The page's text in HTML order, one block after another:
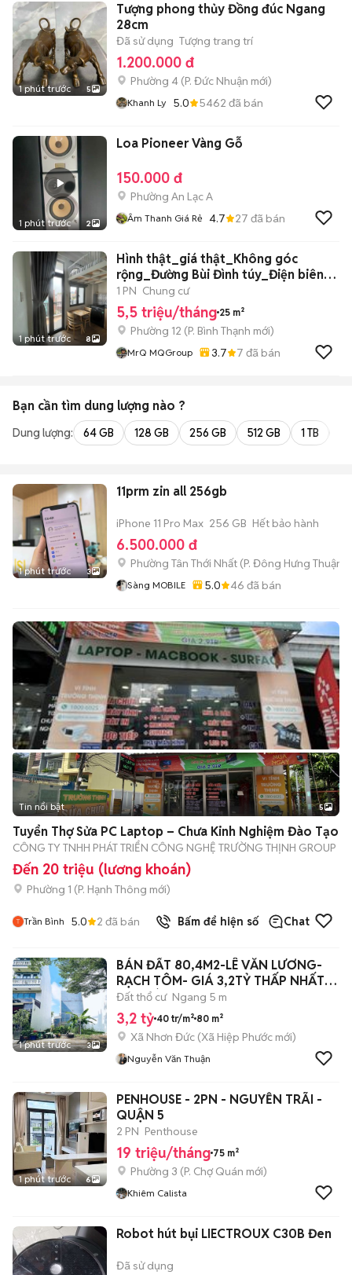
1 phút trước 5
Tượng phong thủy Đồng đúc Ngang
28cm
Đã sử dụng Tượng trang trí
1.200.000 đ
Phường 4 (P. Đức Nhuận mới)
Khanh Ly 5.0 5462 đã bán
1 phút trước 2
Loa Pioneer Vàng Gỗ
150.000 đ
Phường An Lạc A
Âm Thanh Giá Rẻ 4.7 27 đã bán
1 phút trước 8
Hình thật_giá thật_Không góc
rộng_Đường Bùi Đình túy_Điện biên
phủ
1 PN Chung cư
5,5 triệu/tháng 25 m²
Phường 12 (P. Bình Thạnh mới)
MrQ MQGroup 3.7 7 đã bán
Bạn cần tìm dung lượng nào ?
Dung lượng: 64 GB 128 GB 256 GB 512 GB 1 TB
1 phút trước 3
11prm zin all 256gb
iPhone 11 Pro Max 256 GB Hết bảo hành
6.500.000 đ
Phường Tân Thới Nhất (P. Đông Hưng Thuận
Sàng MOBILE 5.0 46 đã bán
Tin nổi bật 5
Tuyển Thợ Sửa PC Laptop – Chưa Kinh Nghiệm Đào Tạo
CÔNG TY TNHH PHÁT TRIỂN CÔNG NGHỆ TRƯỜNG THỊNH GROUP
Đến 20 triệu (lương khoán)
Phường 1 (P. Hạnh Thông mới)
Trần Bình 5.0 2 đã bán Bấm để hiện số Chat
1 phút trước 3
BÁN ĐẤT 80,4M2-LÊ VĂN LƯƠNG-
RẠCH TÔM- GIÁ 3,2TỶ THẤP NHẤT
KHU NÀY
Đất thổ cư Ngang 5 m
3,2 tỷ 40 tr/m² 80 m²
Xã Nhơn Đức (Xã Hiệp Phước mới)
Nguyễn Văn Thuận
1 phút trước 6
PENHOUSE - 2PN - NGUYỄN TRÃI -
QUẬN 5
2 PN Penthouse
19 triệu/tháng 75 m²
Phường 3 (P. Chợ Quán mới)
Khiêm Calista
Robot hút bụi LIECTROUX C30B Đen
Đã sử dụng